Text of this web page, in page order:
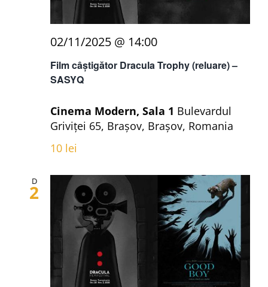
Film câștigător Dracula Trophy (reluare) –
SASYQ
02/11/2025 @ 14:00
Cinema Modern, Sala 1 Bulevardul
Griviței 65, Brașov, Brașov, Romania
10 lei
D
2